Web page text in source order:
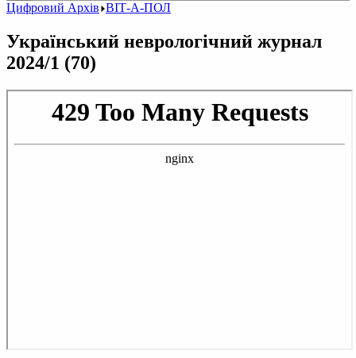
Цифровий Архів ВІТ-А-ПОЛ
Український неврологічний журнал
2024/1 (70)